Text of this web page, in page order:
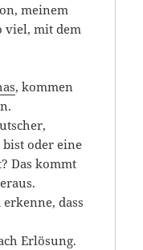
meinem
viel, mit dem
, kommen
oder eine
Das kommt
dass
Erlösung.